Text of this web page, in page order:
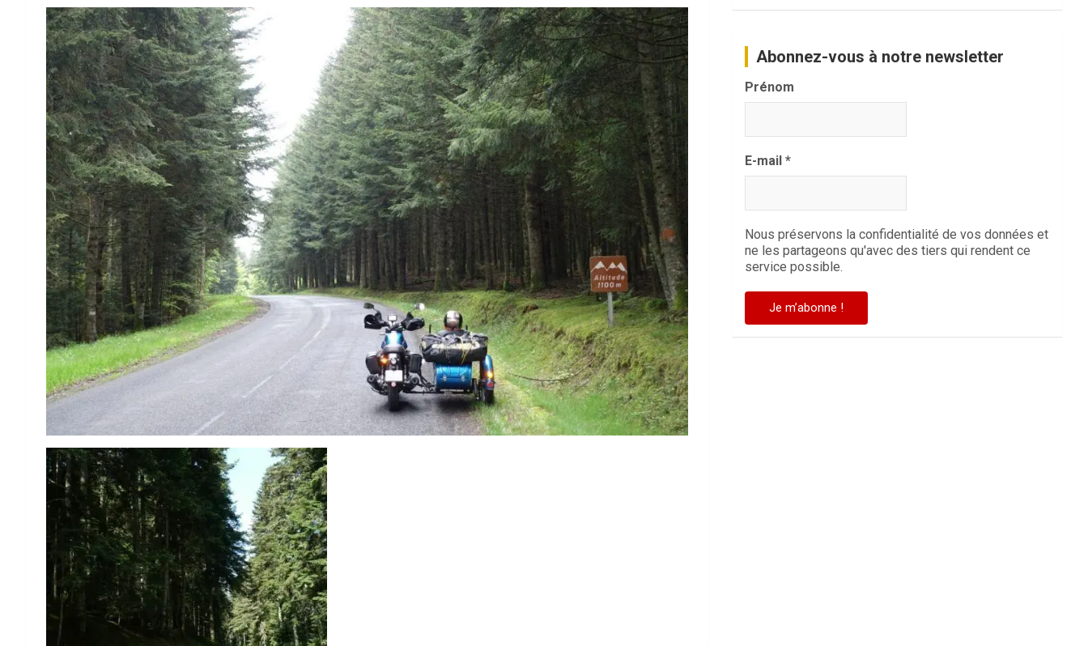
Abonnez-vous à notre newsletter
Prénom
E-mail*
Nous préservons la confidentialité de vos données et
ne les partageons qu'avec des tiers qui rendent ce
service possible.